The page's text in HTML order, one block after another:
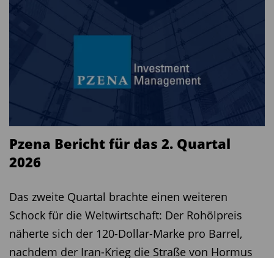
Pzena Bericht für das 2. Quartal
2026
Das zweite Quartal brachte einen weiteren
Schock für die Weltwirtschaft: Der Rohölpreis
näherte sich der 120-Dollar-Marke pro Barrel,
nachdem der Iran-Krieg die Straße von Hormus